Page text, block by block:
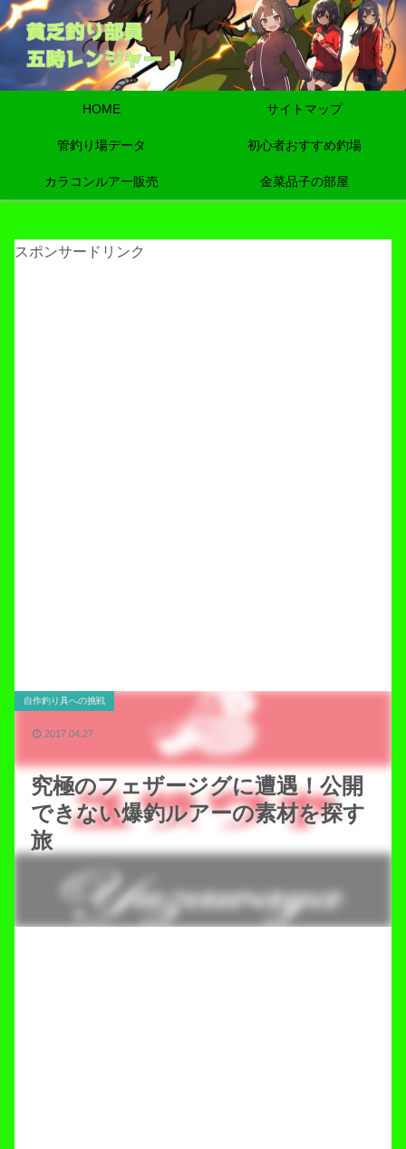
HOME サイトマップ
管釣り場データ 初心者おすすめ釣場
カラコンルアー販売 金菜品子の部屋
スポンサードリンク
究極のフェザージグに遭遇！公開
できない爆釣ルアーの素材を探す
旅
自作釣り具への挑戦
2017.04.27